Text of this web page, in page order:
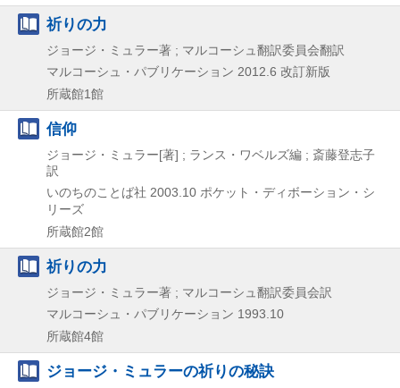
祈りの力
ジョージ・ミュラー著 ; マルコーシュ翻訳委員会翻訳
マルコーシュ・パブリケーション 2012.6 改訂新版
所蔵館1館
信仰
ジョージ・ミュラー[著] ; ランス・ワベルズ編 ; 斎藤登志子
訳
いのちのことば社 2003.10 ポケット・ディボーション・シ
リーズ
所蔵館2館
祈りの力
ジョージ・ミュラー著 ; マルコーシュ翻訳委員会訳
マルコーシュ・パブリケーション 1993.10
所蔵館4館
ジョージ・ミュラーの祈りの秘訣